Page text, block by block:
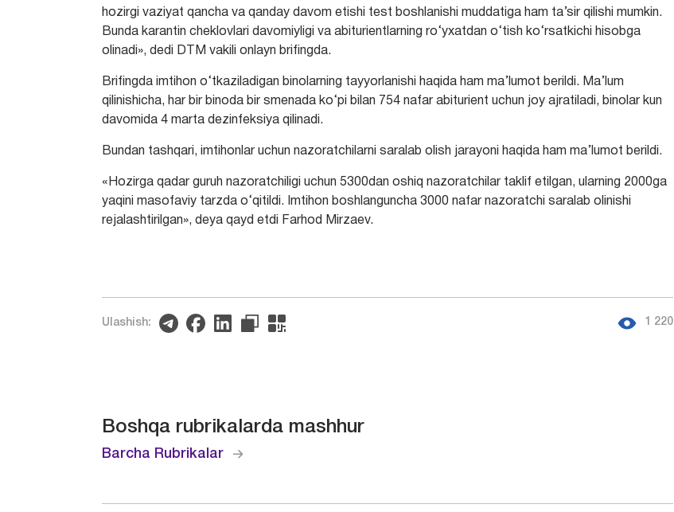
hozirgi vaziyat qancha va qanday davom etishi test boshlanishi muddatiga ham ta’sir qilishi mumkin.
Bunda karantin cheklovlari davomiyligi va abiturientlarning ro‘yxatdan o‘tish ko‘rsatkichi hisobga
olinadi», dedi DTM vakili onlayn brifingda.
Brifingda imtihon o‘tkaziladigan binolarning tayyorlanishi haqida ham ma’lumot berildi. Ma’lum
qilinishicha, har bir binoda bir smenada ko‘pi bilan 754 nafar abiturient uchun joy ajratiladi, binolar kun
davomida 4 marta dezinfeksiya qilinadi.
Bundan tashqari, imtihonlar uchun nazoratchilarni saralab olish jarayoni haqida ham ma’lumot berildi.
«Hozirga qadar guruh nazoratchiligi uchun 5300dan oshiq nazoratchilar taklif etilgan, ularning 2000ga
yaqini masofaviy tarzda o‘qitildi. Imtihon boshlanguncha 3000 nafar nazoratchi saralab olinishi
rejalashtirilgan», deya qayd etdi Farhod Mirzaev.
Ulashish: 1 220
Boshqa rubrikalarda mashhur
Barcha Rubrikalar